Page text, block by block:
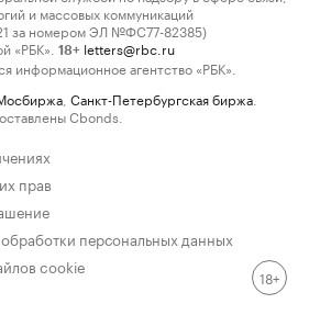
и массовых коммуникаций
за номером ЭЛ №ФС77-82385)
«РБК».
18+ letters@rbc.ru
информационное агентство «РБК».
Санкт-Петербургская биржа
Cbonds.
прав
персональных данных
cookie
18+